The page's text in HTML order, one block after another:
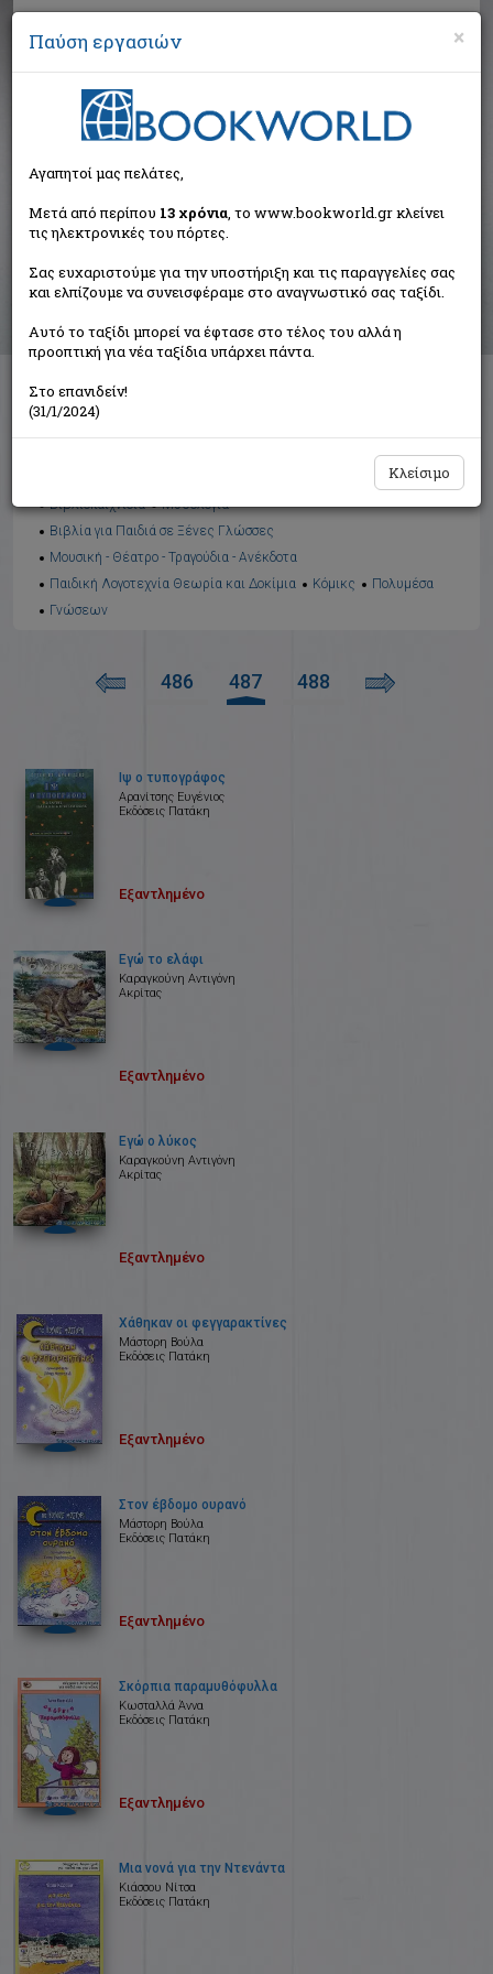
Αναζήτηση
Βιβλία στην κατηγορία
Παιδικά - Εφηβικά
Διαθέσιμες υποκατηγορίες
Εορταστικά - Επετειακά
Ημερολόγια - Λευκώματα
Βιβλιοπαιχνίδια
Μυθολογία
Βιβλία για Παιδιά σε Ξένες Γλώσσες
Μουσική - Θέατρο - Τραγούδια - Ανέκδοτα
Παιδική Λογοτεχνία Θεωρία και Δοκίμια
Κόμικς
Πολυμέσα
Γνώσεων
486 487 488
Ιψ ο τυπογράφος
Αρανίτσης Ευγένιος
Εκδόσεις Πατάκη
Εξαντλημένο
Εγώ το ελάφι
Καραγκούνη Αντιγόνη
Ακρίτας
Εξαντλημένο
Εγώ ο λύκος
Καραγκούνη Αντιγόνη
Ακρίτας
Εξαντλημένο
Χάθηκαν οι φεγγαρακτίνες
Μάστορη Βούλα
Εκδόσεις Πατάκη
Εξαντλημένο
Στον έβδομο ουρανό
Μάστορη Βούλα
Εκδόσεις Πατάκη
Εξαντλημένο
Σκόρπια παραμυθόφυλλα
Κωσταλλά Άννα
Εκδόσεις Πατάκη
Εξαντλημένο
Μια νονά για την Ντενάντα
Κιάσσου Νίτσα
Εκδόσεις Πατάκη
×
Παύση εργασιών
Αγαπητοί μας πελάτες,
Μετά από περίπου 13 χρόνια, το www.bookworld.gr κλείνει
τις ηλεκτρονικές του πόρτες.
Σας ευχαριστούμε για την υποστήριξη και τις παραγγελίες σας
και ελπίζουμε να συνεισφέραμε στο αναγνωστικό σας ταξίδι.
Αυτό το ταξίδι μπορεί να έφτασε στο τέλος του αλλά η
προοπτική για νέα ταξίδια υπάρχει πάντα.
Στο επανιδείν!
(31/1/2024)
Κλείσιμο